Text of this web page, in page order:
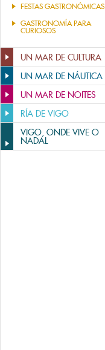
FESTAS GASTRONÓMICAS
GASTRONOMÍA PARA
CURIOSOS
UN MAR DE CULTURA
UN MAR DE NÁUTICA
UN MAR DE NOITES
RÍA DE VIGO
VIGO, ONDE VIVE O
NADAL